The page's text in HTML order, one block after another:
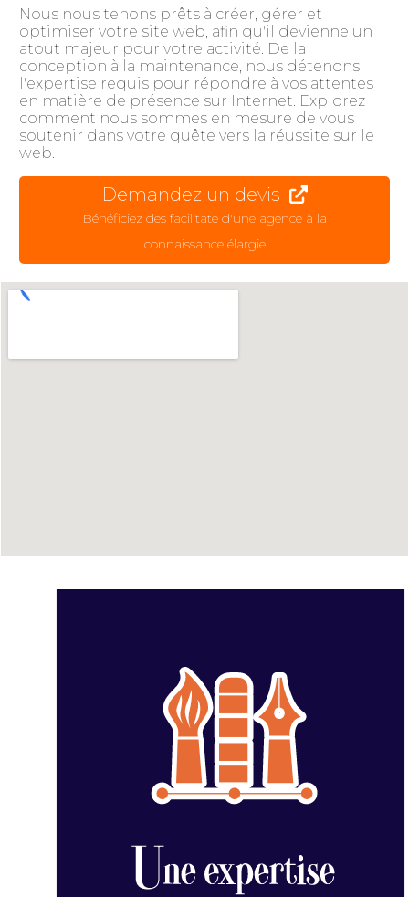
Nous nous tenons prêts à créer, gérer et
optimiser votre site web, afin qu'il devienne un
atout majeur pour votre activité. De la
conception à la maintenance, nous détenons
l'expertise requis pour répondre à vos attentes
en matière de présence sur Internet. Explorez
comment nous sommes en mesure de vous
soutenir dans votre quête vers la réussite sur le
web.
Demandez un devis
Bénéficiez des facilitate d'une agence à la
connaissance élargie